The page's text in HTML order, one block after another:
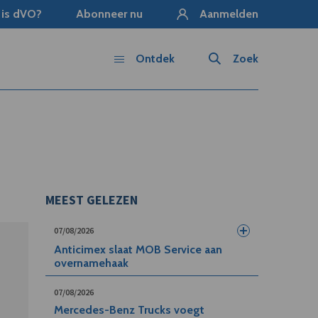
dVO? Abonneer nu Aanmelden
Zoek
Ontdek
MEEST GELEZEN
07/08/2026
Anticimex slaat MOB Service aan
overnamehaak
07/08/2026
Mercedes-Benz Trucks voegt